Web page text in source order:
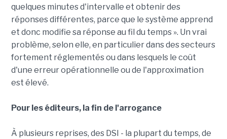
quelques minutes d'intervalle et obtenir des
réponses différentes, parce que le système apprend
et donc modifie sa réponse au fil du temps ». Un vrai
problème, selon elle, en particulier dans des secteurs
fortement réglementés ou dans lesquels le coût
d'une erreur opérationnelle ou de l'approximation
est élevé.
Pour les éditeurs, la fin de l'arrogance
À plusieurs reprises, des DSI - la plupart du temps, de